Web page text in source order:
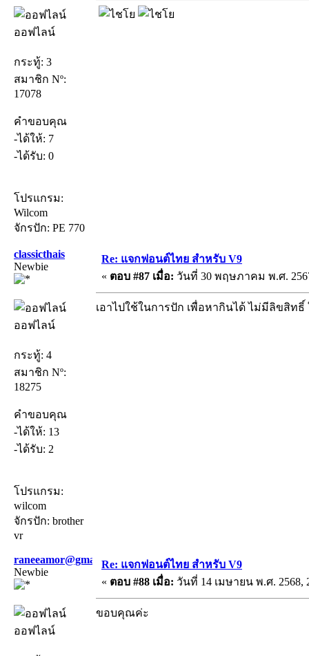
ออฟไลน์
กระทู้: 3
สมาชิก Nº:
17078
คำขอบคุณ
-ได้ให้: 7
-ได้รับ: 0
โปรแกรม:
Wilcom
จักรปัก: PE 770
classicthais
Newbie
ออฟไลน์
กระทู้: 4
สมาชิก Nº:
18275
คำขอบคุณ
-ได้ให้: 13
-ได้รับ: 2
โปรแกรม:
wilcom
จักรปัก: brother
vr
Re: แจกฟอนต์ไทย สำหรับ V9
« ตอบ #87 เมื่อ: วันที่ 30 พฤษภาคม พ.ศ.
เอาไปใช้ในการปัก เพื่อหากินได้ ไม่มีลิขสิทธิ์
raneeamor@gmail.com
Newbie
ออฟไลน์
Re: แจกฟอนต์ไทย สำหรับ V9
« ตอบ #88 เมื่อ: วันที่ 14 เมษายน พ.ศ. 2568,
ขอบคุณค่ะ